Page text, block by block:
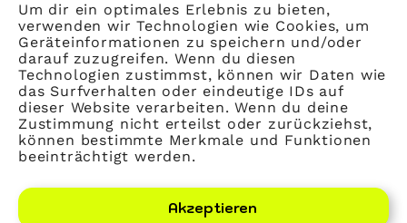
Um dir ein optimales Erlebnis zu bieten,
verwenden wir Technologien wie Cookies, um
Geräteinformationen zu speichern und/oder
darauf zuzugreifen. Wenn du diesen
Technologien zustimmst, können wir Daten wie
das Surfverhalten oder eindeutige IDs auf
dieser Website verarbeiten. Wenn du deine
Zustimmung nicht erteilst oder zurückziehst,
können bestimmte Merkmale und Funktionen
beeinträchtigt werden.
Akzeptieren
Impressum
Kontakt
Datenschutz
Mitglied werden
LinkedIn
YouTube